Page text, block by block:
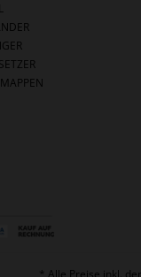
* Alle Preise inkl.